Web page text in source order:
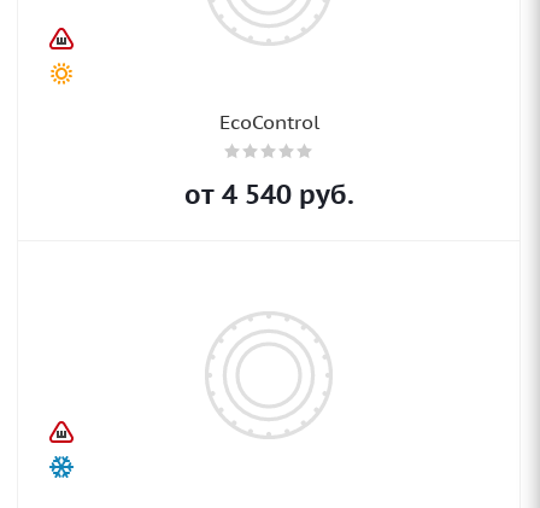
EcoControl
от 4 540руб.